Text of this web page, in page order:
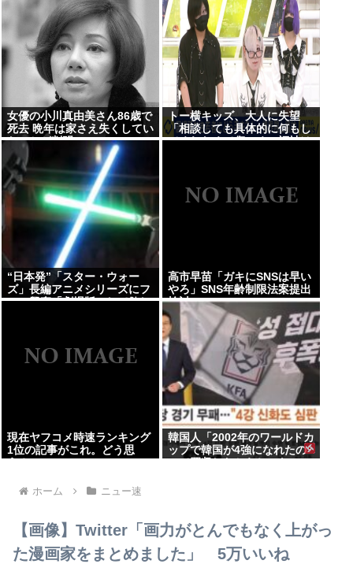
女優の小川真由美さん86歳で
死去 晩年は家さえ失くしてい
たことが判明
トー横キッズ、大人に失望
「相談しても具体的に何もし
てくれなくて傷つく。福祉は
“日本発”「スター・ウォー
ズ」長編アニメシリーズにフ
ァン興奮「劇場版にして欲し
高市早苗「ガキにSNSは早い
やろ」SNS年齢制限法案提出
検討
現在ヤフコメ時速ランキング
1位の記事がこれ。どう思
う？
韓国人「2002年のワールドカ
ップで韓国が4強になれたの
って買収したからじゃない
ホーム
ニュー速
【画像】Twitter「画力がとんでもなく上がっ
た漫画家をまとめました」 5万いいね